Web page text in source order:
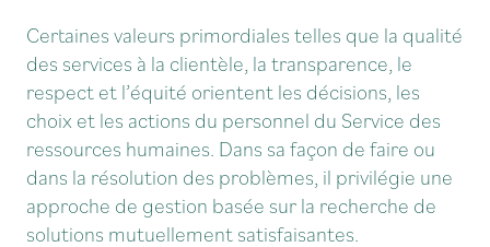
Certaines valeurs primordiales telles que la qualité
des services à la clientèle, la transparence, le
respect et l’équité orientent les décisions, les
choix et les actions du personnel du Service des
ressources humaines. Dans sa façon de faire ou
dans la résolution des problèmes, il privilégie une
approche de gestion basée sur la recherche de
solutions mutuellement satisfaisantes.